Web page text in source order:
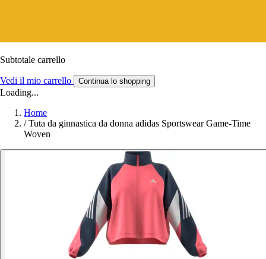
Subtotale carrello
Vedi il mio carrello Continua lo shopping
Loading...
Home
/ Tuta da ginnastica da donna adidas Sportswear Game-Time
Woven